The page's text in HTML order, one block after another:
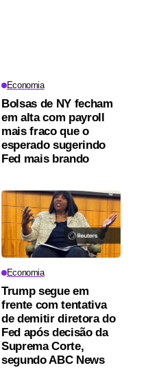
Economia
Bolsas de NY fecham
em alta com payroll
mais fraco que o
esperado sugerindo
Fed mais brando
Economia
Trump segue em
frente com tentativa
de demitir diretora do
Fed após decisão da
Suprema Corte,
segundo ABC News